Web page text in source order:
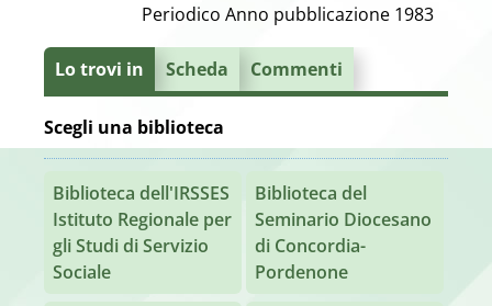
Periodico Anno pubblicazione 1983
Lo trovi in Scheda Commenti
Scegli una biblioteca
Biblioteca dell'IRSSES
Istituto Regionale per
gli Studi di Servizio
Sociale
Biblioteca del
Seminario Diocesano
di Concordia-
Pordenone